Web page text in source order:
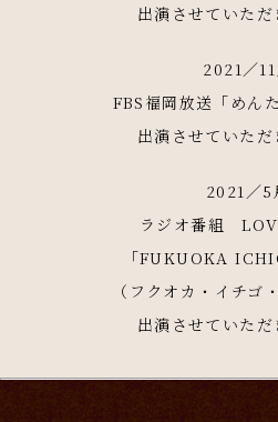
出演させていただ
2021／11
FBS福岡放送「めん
出演させていただ
2021／5
ラジオ番組
「FUKUOKA
（フクオカ・イチゴ
出演させていただ